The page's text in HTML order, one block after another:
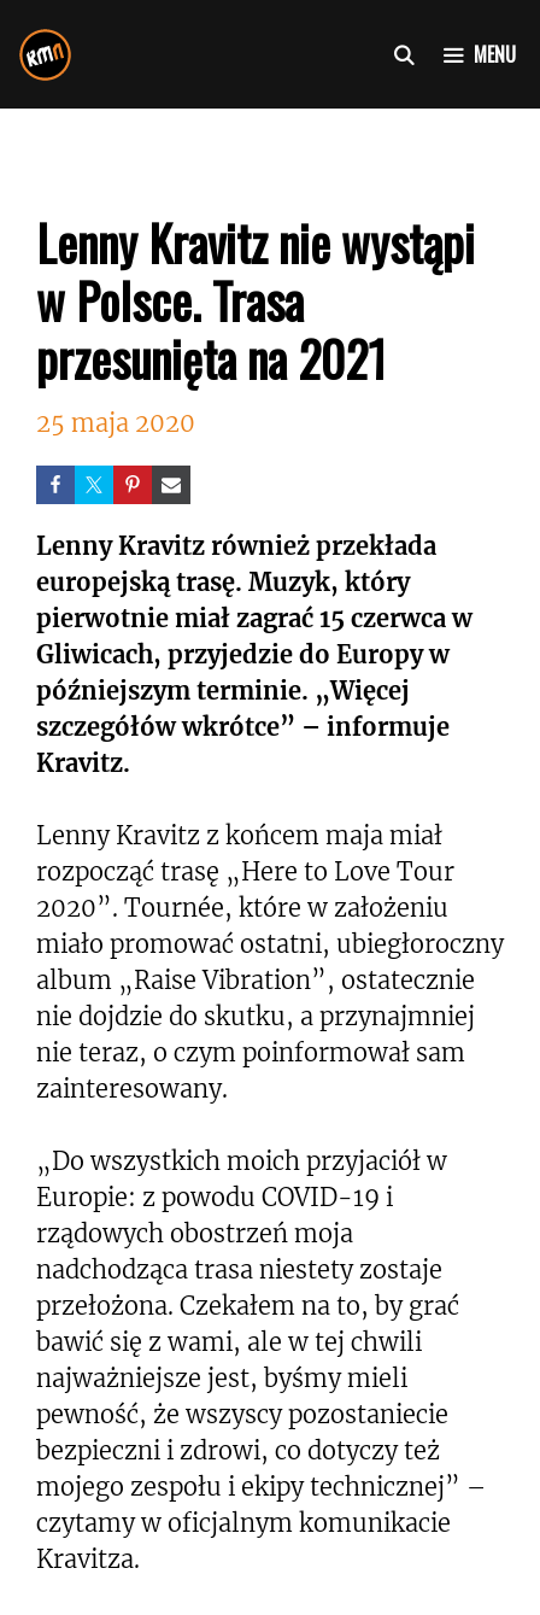
do
treści
MENU
Lenny Kravitz nie wystąpi
w Polsce. Trasa
przesunięta na 2021
25 maja 2020
Lenny Kravitz również przekłada
europejską trasę. Muzyk, który
pierwotnie miał zagrać 15 czerwca w
Gliwicach, przyjedzie do Europy w
późniejszym terminie. „Więcej
szczegółów wkrótce” – informuje
Kravitz.
Lenny Kravitz z końcem maja miał
rozpocząć trasę „Here to Love Tour
2020”. Tournée, które w założeniu
miało promować ostatni, ubiegłoroczny
album „Raise Vibration”, ostatecznie
nie dojdzie do skutku, a przynajmniej
nie teraz, o czym poinformował sam
zainteresowany.
„Do wszystkich moich przyjaciół w
Europie: z powodu COVID-19 i
rządowych obostrzeń moja
nadchodząca trasa niestety zostaje
przełożona. Czekałem na to, by grać
bawić się z wami, ale w tej chwili
najważniejsze jest, byśmy mieli
pewność, że wszyscy pozostaniecie
bezpieczni i zdrowi, co dotyczy też
mojego zespołu i ekipy technicznej” –
czytamy w oficjalnym komunikacie
Kravitza.